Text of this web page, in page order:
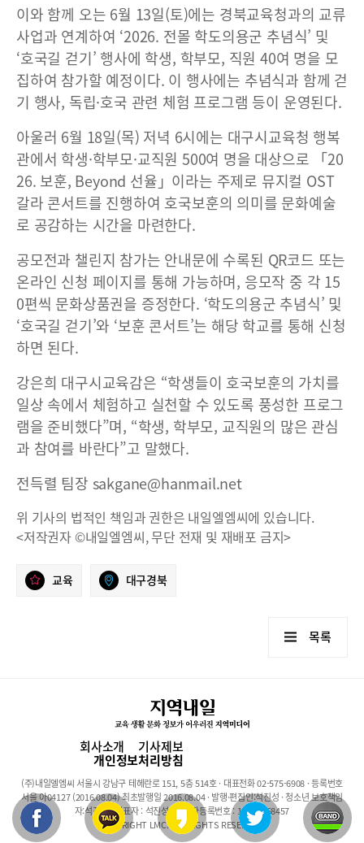
이와 함께 오는 6월 13일(토)에는 경북교육청과의 교류
사업과 연계하여 ‘2026. 전몰 학도의용군 추념식’ 및
‘호국길 걷기’ 행사에 학생, 학부모, 직원 40여 명을 모
집하여 참가할 예정이다. 이 행사에는 추념식과 함께 걷
기 행사, 독립·호국 관련 체험 프로그램 등이 운영된다.
아울러 6월 18일(목) 저녁 6시에는 대구시교육청 행복
관에서 학생·학부모·교직원 500여 명을 대상으로 「20
26. 보훈, Beyond 선율」이라는 주제로 뮤지컬 OST
갈라 콘서트를 진행하여 호국보훈의 의미를 문화예술
로 공감하는 시간을 마련한다.
공모전과 챌린지 참가는 안내문에 수록된 QR코드 또는
온라인 신청 페이지를 통해 가능하며, 응모작 중 각 15
0편씩 문화상품권을 증정한다. ‘학도의용군 추념식’ 및
‘호국길 걷기’와 ‘보훈 콘서트’는 해당 학교를 통해 신청
하면 된다.
강은희 대구시교육감은 “학생들이 호국보훈의 가치를
일상 속에서 체험하고 실천할 수 있도록 풍성한 프로그
램을 준비했다”며, “학생, 학부모, 교직원의 많은 관심
과 참여를 바란다”고 말했다.
전득렬 팀장 sakgane@hanmail.net
위 기사의 법적인 책임과 권한은 내일엘엠씨에 있습니다.
<저작권자 ©내일엘엠씨, 무단 전재 및 재배포 금지>
교육 대구경북
목록
회사소개 기사제보
개인정보처리방침
(주)내일엘엠씨 서울시 강남구 테헤란로 151, 5층 514호 · 대표전화 02-575-6908 · 등록번호
서울 아04127 (2016.08.04) 최초발행일 2016.08.04 · 발행·편집인:석진성 · 청소년 보호책임
자:석진성 · 대표자 : 석진성 · 사업자등록번호 : 101-86-68457
COPYRIGHT LMC. ALL RIGHTS RESERVED.